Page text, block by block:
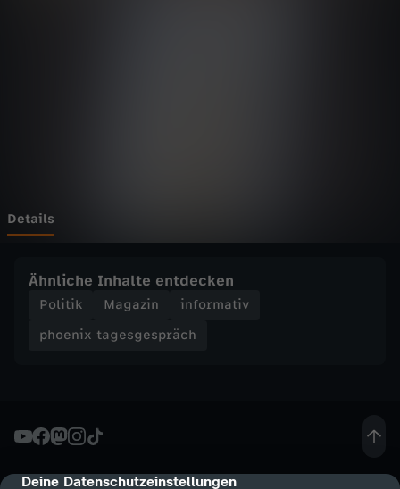
cmp-dialog-description
Deine Datenschutzeinstellungen
g
s
ä
c
Details
Ähnliche Inhalte entdecken
Politik Magazin
informativ
phoenix tagesgespräch